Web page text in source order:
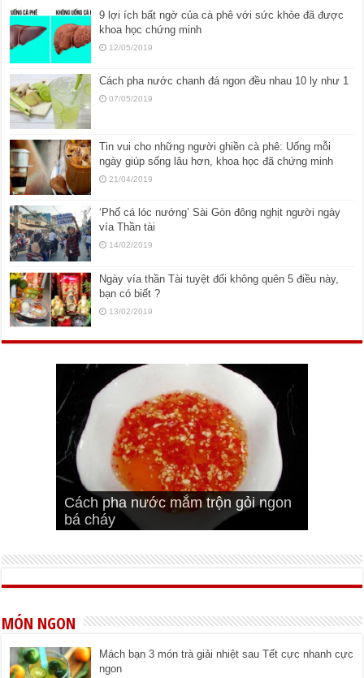
9 lợi ích bất ngờ của cà phê với sức khỏe đã được
khoa học chứng minh
12/05/2019
Cách pha nước chanh đá ngon đều nhau 10 ly như 1
07/05/2019
Tin vui cho những người ghiền cà phê: Uống mỗi
ngày giúp sống lâu hơn, khoa học đã chứng minh
21/04/2019
‘Phố cá lóc nướng’ Sài Gòn đông nghịt người ngày
vía Thần tài
14/02/2019
Ngày vía thần Tài tuyệt đối không quên 5 điều này,
bạn có biết ?
13/02/2019
Cách pha nước mắm trộn gỏi ngon
bá cháy
Bí quyết để chiên đậu hũ giòn ngon
Cách ướp sườn non nướng ngon
đúng vị
Cách ướp thịt heo chiên ngon mềm
Bật mí cách ướp sườn cơm tấm
ngon
MÓN NGON
Mách bạn 3 món trà giải nhiệt sau Tết cực nhanh cực
ngon